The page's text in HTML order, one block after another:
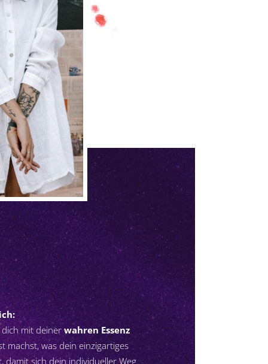
mit deiner wahren Essenz
machst, was dein einzigartiges
damit sich dein individueller Weg